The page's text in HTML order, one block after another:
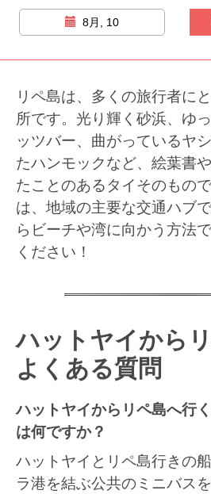
8月, 10
リペ島は、多くの旅行者に
所です。光り輝く砂浜、ゆ
ッツバー、曲がっているヤ
たハンモックなど、絵葉書
たことのあるタイそのもの
は、地域の主要な交通ハブ
らビーチや湾に向かう方法
ください！
ハットヤイから
よくある質問
ハットヤイからリペ島へ行
は何ですか？
ハットヤイとリペ島行きの
ラ港を結ぶ公共のミニバス